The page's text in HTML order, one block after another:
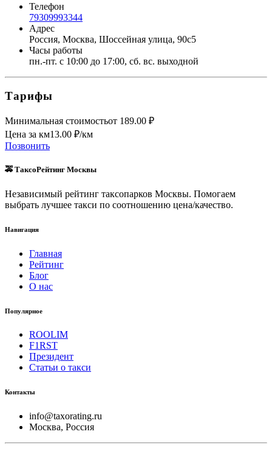
Телефон
79309993344
Адрес
Россия, Москва, Шоссейная улица, 90с5
Часы работы
пн.-пт. с 10:00 до 17:00, сб. вс. выходной
Тарифы
Минимальная стоимостьот 189.00 ₽
Цена за км13.00 ₽/км
Позвонить
🚕 ТаксоРейтинг Москвы
Независимый рейтинг таксопарков Москвы. Помогаем
выбрать лучшее такси по соотношению цена/качество.
Навигация
Главная
Рейтинг
Блог
О нас
Популярное
ROOLIM
F1RST
Президент
Статьи о такси
Контакты
info@taxorating.ru
Москва, Россия